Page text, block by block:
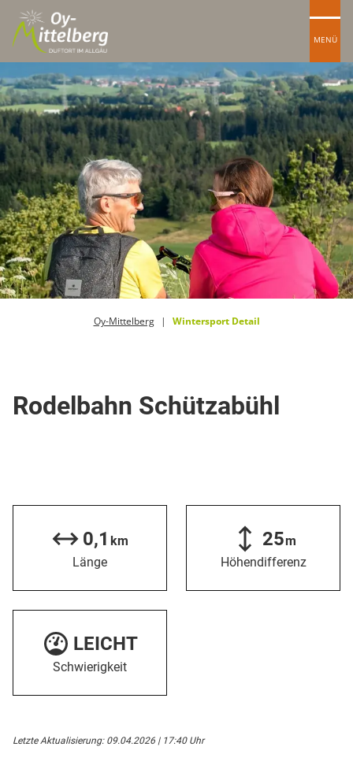
MENÜ
Oy-Mittelberg Wintersport Detail
Rodelbahn Schützabühl
0,1km
Länge
25m
Höhendifferenz
LEICHT
Schwierigkeit
Letzte Aktualisierung: 09.04.2026 | 17:40 Uhr